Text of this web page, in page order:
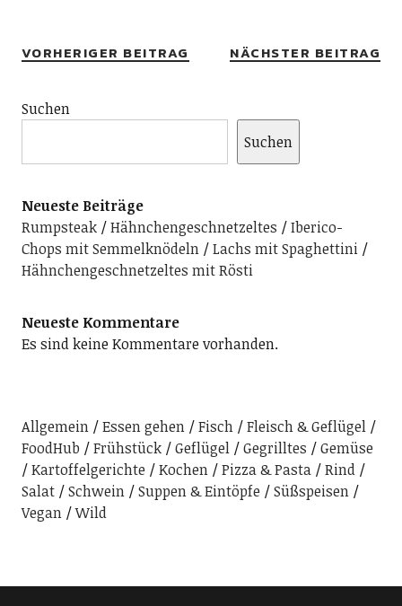
VORHERIGER BEITRAG NÄCHSTER BEITRAG
Suchen
Suchen
Neueste Beiträge
Rumpsteak
Hähnchengeschnetzeltes
Iberico-
Chops mit Semmelknödeln
Lachs mit Spaghettini
Hähnchengeschnetzeltes mit Rösti
Neueste Kommentare
Es sind keine Kommentare vorhanden.
Allgemein Essen gehen Fisch
Fleisch & Geflügel
FoodHub
Frühstück Geflügel Gegrilltes
Gemüse
Kartoffelgerichte
Kochen Pizza & Pasta
Rind
Salat
Schwein Suppen & Eintöpfe
Süßspeisen
Vegan
Wild